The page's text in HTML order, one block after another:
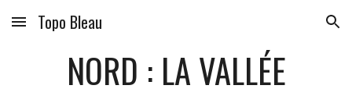
Skip to main content Skip to navigation
Topo Bleau
NORD : LA VALLÉE